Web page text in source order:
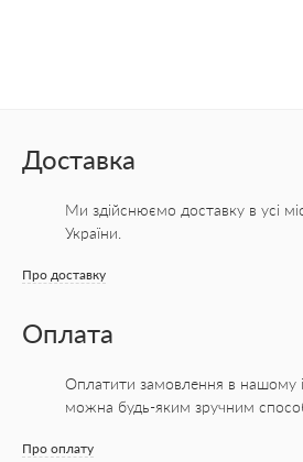
Доставка
Ми здійснюємо доставку в усі
України.
Про доставку
Оплата
Оплатити замовлення в нашому
можна будь-яким зручним
Про оплату